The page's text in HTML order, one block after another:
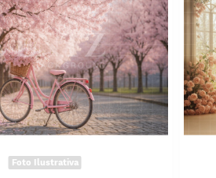
Foto Ilustrativa